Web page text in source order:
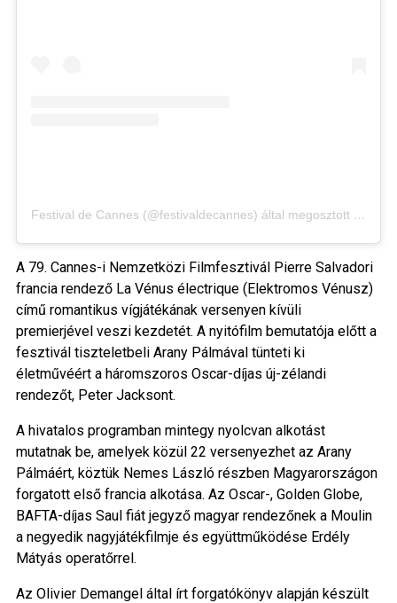
Festival de Cannes (@festivaldecannes) által megosztott bejegyzés
A 79. Cannes-i Nemzetközi Filmfesztivál Pierre Salvadori
francia rendező La Vénus électrique (Elektromos Vénusz)
című romantikus vígjátékának versenyen kívüli
premierjével veszi kezdetét. A nyitófilm bemutatója előtt a
fesztivál tiszteletbeli Arany Pálmával tünteti ki
életművéért a háromszoros Oscar-díjas új-zélandi
rendezőt, Peter Jacksont.
A hivatalos programban mintegy nyolcvan alkotást
mutatnak be, amelyek közül 22 versenyezhet az Arany
Pálmáért, köztük Nemes László részben Magyarországon
forgatott első francia alkotása. Az Oscar-, Golden Globe,
BAFTA-díjas Saul fiát jegyző magyar rendezőnek a Moulin
a negyedik nagyjátékfilmje és együttműködése Erdély
Mátyás operatőrrel.
Az Olivier Demangel által írt forgatókönyv alapján készült